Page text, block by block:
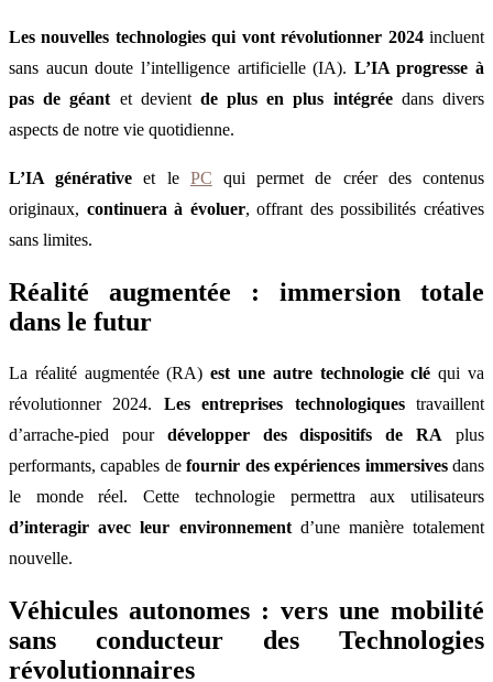
Les nouvelles technologies qui vont révolutionner 2024incluent
sans aucun doute l’intelligence artificielle (IA). L’IA progresse à
pas de géant et devient de plus en plus intégréedans divers
aspects de notre vie quotidienne.
L’IA générative et le PC qui permet de créer des contenus
originaux, continuera à évoluer, offrant des possibilités créatives
sans limites.
Réalité augmentée : immersion totale
dans le futur
La réalité augmentée (RA)est une autre technologie clé qui va
révolutionner 2024. Les entreprises technologiquestravaillent
d’arrache-pied pour développer des dispositifs de RA plus
performants, capables defournir des expériences immersivesdans
le monde réel. Cette technologie permettra aux utilisateurs
d’interagir avec leur environnementd’une manière totalement
nouvelle.
Véhicules autonomes : vers une mobilité
sans conducteur des Technologies
révolutionnaires